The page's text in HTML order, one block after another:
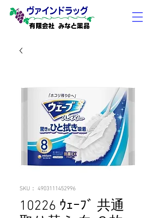
有限会社 みなと薬品
SKU： 4903111452996
10226 ｳｪｰﾌﾞ 共通